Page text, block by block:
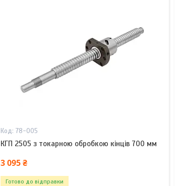
78-005
КГП 2505 з токарною обробкою кінців 700 мм
3 095 ₴
Готово до відправки